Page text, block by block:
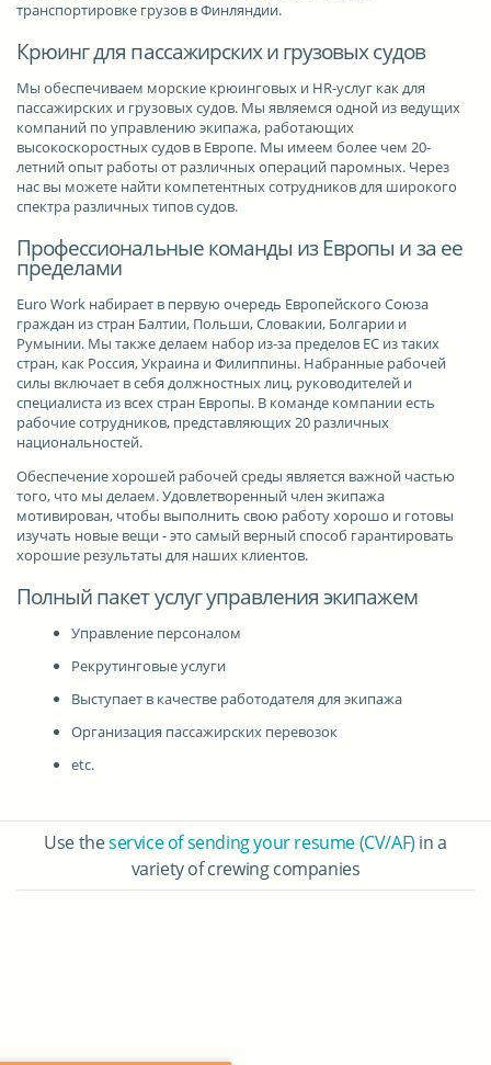
транспортировке грузов в Финляндии.
Крюинг для пассажирских и грузовых судов
Мы обеспечиваем морские крюинговых и HR-услуг как для
пассажирских и грузовых судов. Мы являемся одной из ведущих
компаний по управлению экипажа, работающих
высокоскоростных судов в Европе. Мы имеем более чем 20-
летний опыт работы от различных операций паромных. Через
нас вы можете найти компетентных сотрудников для широкого
спектра различных типов судов.
Профессиональные команды из Европы и за ее
пределами
Euro Work набирает в первую очередь Европейского Союза
граждан из стран Балтии, Польши, Словакии, Болгарии и
Румынии. Мы также делаем набор из-за пределов ЕС из таких
стран, как Россия, Украина и Филиппины. Набранные рабочей
силы включает в себя должностных лиц, руководителей и
специалиста из всех стран Европы. В команде компании есть
рабочие сотрудников, представляющих 20 различных
национальностей.
Обеспечение хорошей рабочей среды является важной частью
того, что мы делаем. Удовлетворенный член экипажа
мотивирован, чтобы выполнить свою работу хорошо и готовы
изучать новые вещи - это самый верный способ гарантировать
хорошие результаты для наших клиентов.
Полный пакет услуг управления экипажем
Управление персоналом
Рекрутинговые услуги
Выступает в качестве работодателя для экипажа
Организация пассажирских перевозок
etc.
Use theservice of sending your resume (CV/AF) in a
variety of crewing companies